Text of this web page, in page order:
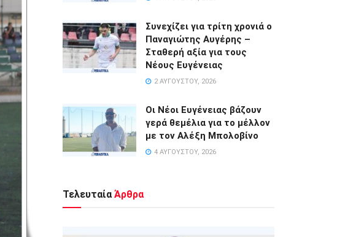
Συνεχίζει για τρίτη χρονιά ο
Παναγιώτης Αυγέρης –
Σταθερή αξία για τους
Νέους Ευγένειας
2 ΑΥΓΟΎΣΤΟΥ, 2026
Οι Νέοι Ευγένειας βάζουν
γερά θεμέλια για το μέλλον
με τον Αλέξη Μπολοβίνο
4 ΑΥΓΟΎΣΤΟΥ, 2026
Τελευταία Άρθρα